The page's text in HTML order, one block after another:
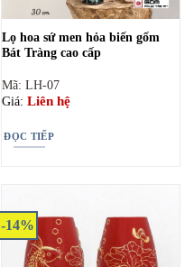
Lọ hoa sứ men hỏa biến gốm
Bát Tràng cao cấp
Mã: LH-07
Giá: Liên hệ
ĐỌC TIẾP
-14%